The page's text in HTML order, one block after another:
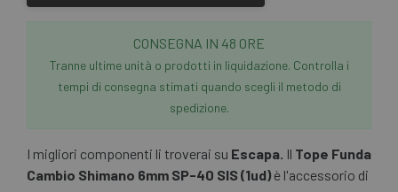
CONSEGNA IN 48 ORE
Tranne ultime unità o prodotti in liquidazione. Controlla i
tempi di consegna stimati quando scegli il metodo di
spedizione.
I migliori componenti li troverai su Escapa. Il Tope Funda
Cambio Shimano 6mm SP-40 SIS (1ud)è l'accessorio di